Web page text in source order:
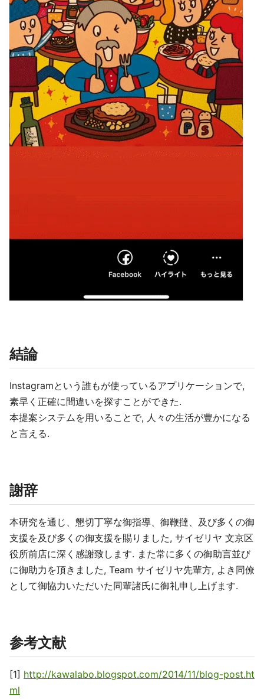
結論
Instagramという誰もが使っているアプリケーションで,
素早く正確に間違いを探すことができた.
本提案システムを用いることで, 人々の生活が豊かになる
と言える.
謝辞
本研究を通じ、懇切丁寧な御指導、御鞭撻、及び多くの御
支援を及び多くの御支援を賜りました, サイゼリヤ 文京区
役所前店に深く感謝致します. また常に多くの御助言並び
に御助力を頂きました, Team サイゼリヤ先輩方, よき同僚
として御協力いただいた同輩諸氏に御礼申し上げます.
参考文献
[1] http://kawalabo.blogspot.com/2014/11/blog-post.ht
ml